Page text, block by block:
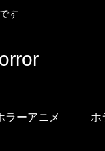
す
ラーアニメ ホ